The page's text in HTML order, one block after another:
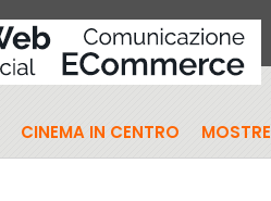
CINEMA IN CENTRO MOSTRE